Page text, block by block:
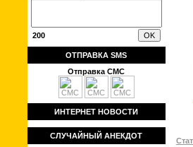
200
ОТПРАВКА SMS
Отправка СМС
ИНТЕРНЕТ НОВОСТИ
СЛУЧАЙНЫЙ АНЕКДОТ